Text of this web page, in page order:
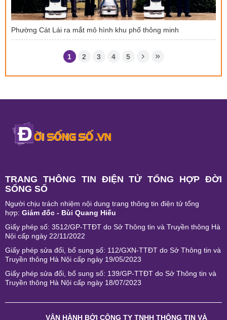
Phường Cát Lái ra mắt mô hình khu phố thông minh
1 2 3 4 5
TRANG THÔNG TIN ĐIỆN TỬ TỔNG HỢP ĐỜI
SỐNG SỐ
Người chịu trách nhiệm nội dung trang thông tin điện tử tổng
hợp: Giám đốc - Bùi Quang Hiếu
Giấy phép số: 3512/GP-TTĐT do Sở Thông tin và Truyền thông Hà
Nội cấp ngày 22/11/2022
Giấy phép sửa đổi, bổ sung số: 112/GXN-TTĐT do Sở Thông tin và
Truyền thông Hà Nội cấp ngày 19/05/2023
Giấy phép sửa đổi, bổ sung số: 139/GP-TTĐT do Sở Thông tin và
Truyền thông Hà Nội cấp ngày 18/07/2023
VẬN HÀNH BỞI CÔNG TY TNHH THÔNG TIN VÀ